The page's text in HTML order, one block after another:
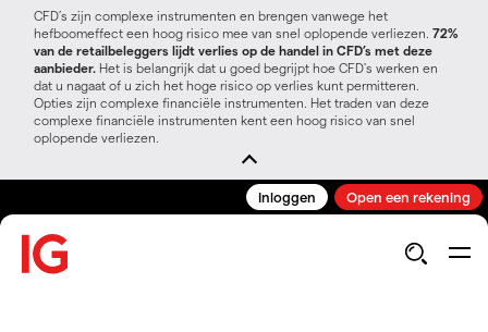
CFD’s zijn complexe instrumenten en brengen vanwege het
hefboomeffect een hoog risico mee van snel oplopende verliezen. 72%
van de retailbeleggers lijdt verlies op de handel in CFD’s met deze
aanbieder. Het is belangrijk dat u goed begrijpt hoe CFD's werken en
dat u nagaat of u zich het hoge risico op verlies kunt permitteren.
Opties zijn complexe financiële instrumenten. Het traden van deze
complexe financiële instrumenten kent een hoog risico van snel
oplopende verliezen.
Inloggen Open een rekening